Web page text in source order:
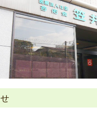
ハビリテーション科
外来
予防接種
健康診断